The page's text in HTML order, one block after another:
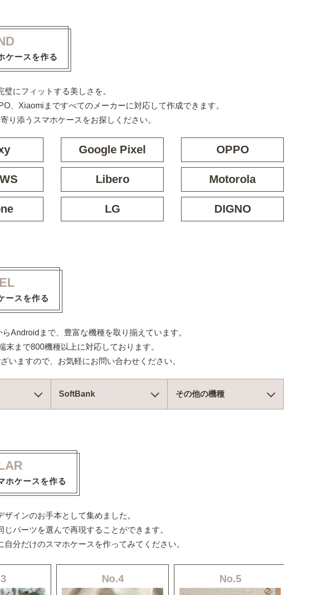
ケースを作る
にフィットする美しさを。
、Xiaomiまですべてのメーカーに対応して作成できます。
り添うスマホケースをお探しください。
Google Pixel OPPO
Libero Motorola
LG DIGNO
ースを作る
Androidまで、豊富な機種を取り揃えています。
まで800機種以上に対応しております。
いますので、お気軽にお問い合わせください。
SoftBank その他の機種
ホケースを作る
インのお手本として集めました。
パーツを選んで再現することができます。
分だけのスマホケースを作ってみてください。
No.4 No.5